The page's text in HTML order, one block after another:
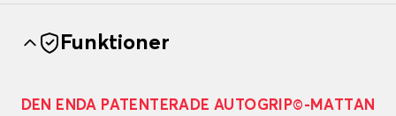
Funktioner
DEN ENDA PATENTERADE AUTOGRIP©-MATTAN